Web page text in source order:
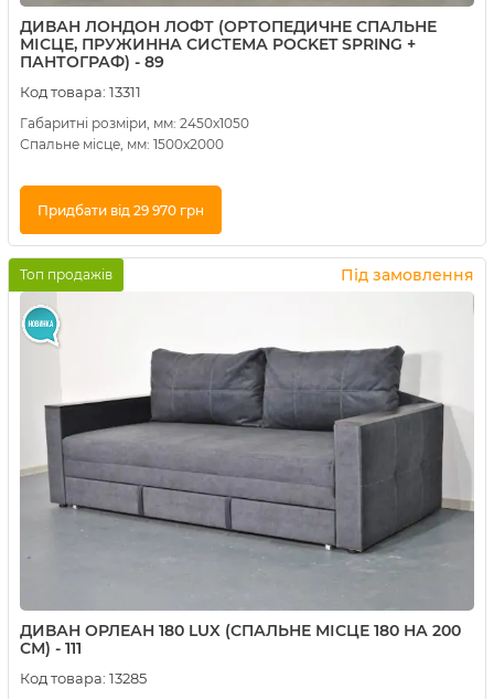
ДИВАН ЛОНДОН ЛОФТ (ОРТОПЕДИЧНЕ СПАЛЬНЕ
МІСЦЕ, ПРУЖИННА СИСТЕМА POCKET SPRING +
ПАНТОГРАФ) - 89
Код товара: 13311
Габаритні розміри, мм: 2450х1050
Спальне місце, мм: 1500х2000
Придбати від 29 970 грн
Купити в 1 клік
Під замовлення
Топ продажів
ДИВАН ОРЛЕАН 180 LUX (СПАЛЬНЕ МІСЦЕ 180 НА 200
СМ) - 111
Код товара: 13285